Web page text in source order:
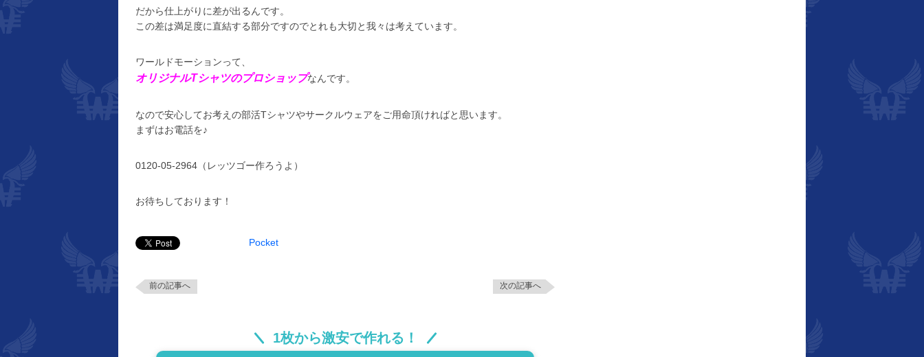
だから仕上がりに差が出るんです。
この差は満足度に直結する部分ですのでとれも大切と我々は考えています。
ワールドモーションって、
オリジナルTシャツのプロショップなんです。
なので安心してお考えの部活Tシャツやサークルウェアをご用命頂ければと思います。
まずはお電話を♪
0120-05-2964（レッツゴー作ろうよ）
お待ちしております！
Pocket
前の記事へ 次の記事へ
1枚から激安で作れる！